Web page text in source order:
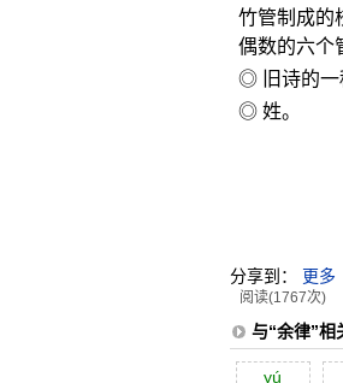
竹管制成的
偶数的六个
◎ 旧诗的一
◎ 姓。
分享到： 更多
阅读(1767次)
与“余律”相
yú